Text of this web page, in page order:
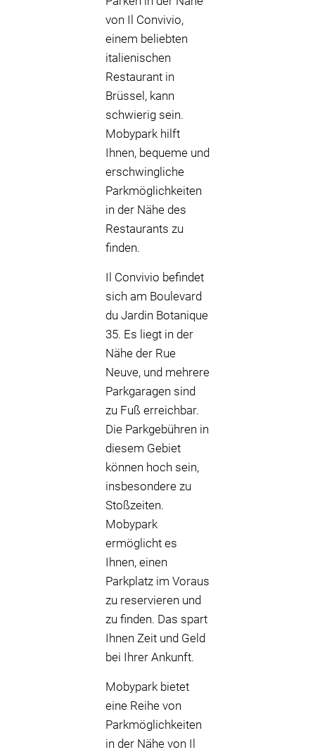
von Il Convivio,
einem beliebten
italienischen
Restaurant in
Brüssel, kann
schwierig sein.
Mobypark hilft
Ihnen, bequeme und
erschwingliche
Parkmöglichkeiten
in der Nähe des
Restaurants zu
finden.
Il Convivio befindet
sich am Boulevard
du Jardin Botanique
35. Es liegt in der
Nähe der Rue
Neuve, und mehrere
Parkgaragen sind
zu Fuß erreichbar.
Die Parkgebühren in
diesem Gebiet
können hoch sein,
insbesondere zu
Stoßzeiten.
Mobypark
ermöglicht es
Ihnen, einen
Parkplatz im Voraus
zu reservieren und
zu finden. Das spart
Ihnen Zeit und Geld
bei Ihrer Ankunft.
Mobypark bietet
eine Reihe von
Parkmöglichkeiten
in der Nähe von Il